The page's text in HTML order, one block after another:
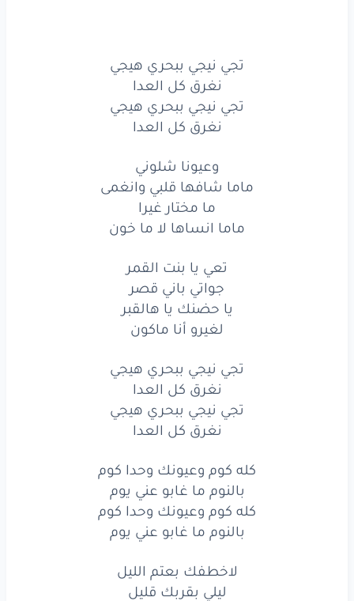
وعيوناشلوني
شافهاقلبي
مامختارغيرا
انساهالا ما
تعييا بنت القمر
جواتيبانيقصر
يا حضنكيا هالقبر
لغيروأناماكون
تعييا بنتالقمر
جواتيبانيقصر
يا حضنكيا هالقبر
لغيرو أنا ماكون
تجي نيجيببحريهيجي
نغرقكل العدا
تجي
نيجي ببحريهيجي
نغرقكلالعدا
تجي نيجي ببحري هيجي
نغرق كل العدا
تجي نيجي ببحري هيجي
نغرق كل العدا
وعيونا شلوني
ماما شافها قلبي وانغمى
ما مختار غيرا
ماما انساها لا ما خون
تعي يا بنت القمر
جواتي باني قصر
يا حضنك يا هالقبر
لغيرو أنا ماكون
تجي نيجي ببحري هيجي
نغرق كل العدا
تجي نيجي ببحري هيجي
نغرق كل العدا
كله كوم وعيونك وحدا كوم
بالنوم ما غابو عني يوم
كله كوم وعيونك وحدا كوم
بالنوم ما غابو عني يوم
لاخطفك بعتم الليل
ليلي بقربك قليل